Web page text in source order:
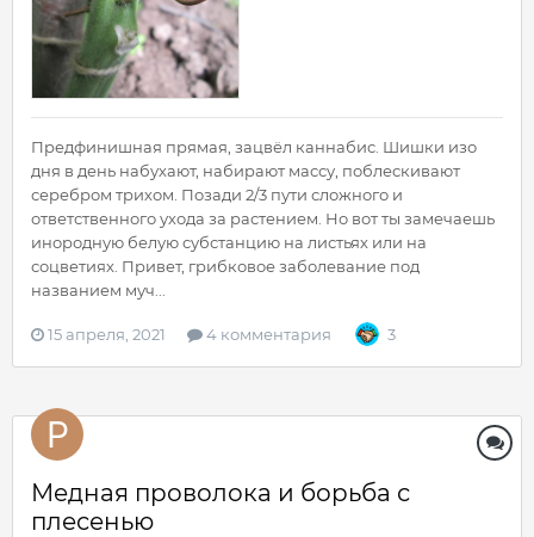
Предфинишная прямая, зацвёл каннабис. Шишки изо
дня в день набухают, набирают массу, поблескивают
серебром трихом. Позади 2/3 пути сложного и
ответственного ухода за растением. Но вот ты замечаешь
инородную белую субстанцию на листьях или на
соцветиях. Привет, грибковое заболевание под
названием муч...
15 апреля, 2021 4 комментария 3
Медная проволока и борьба с
плесенью